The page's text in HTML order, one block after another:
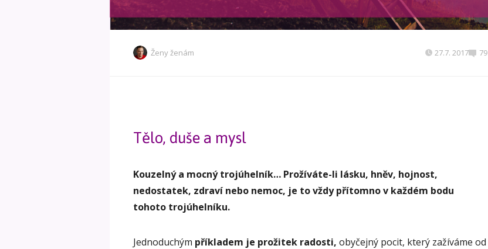
Ženy ženám 27.7. 2017 79
Tělo, duše a mysl
Kouzelný a mocný trojúhelník… Prožíváte-li lásku, hněv, hojnost,
nedostatek, zdraví nebo nemoc, je to vždy přítomno v každém bodu
tohoto trojúhelníku.
Jednoduchým příkladem je prožitek radosti, obyčejný pocit, který zažíváme od